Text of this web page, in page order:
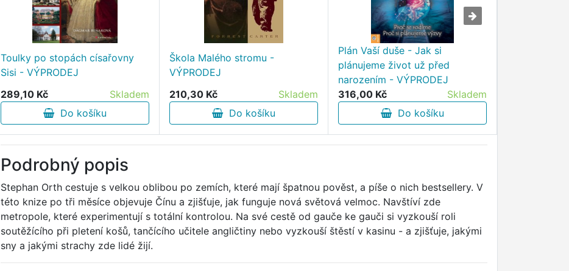
Toulky po stopách císařovny
Sisi - VÝPRODEJ
289,10 Kč
Skladem
Do košíku
Škola Malého stromu -
VÝPRODEJ
210,30 Kč
Skladem
Do košíku
Plán Vaší duše - Jak si
plánujeme život už před
narozením - VÝPRODEJ
316,00 Kč
Skladem
Do košíku
Podrobný popis
Stephan Orth cestuje s velkou oblibou po zemích, které mají špatnou pověst, a píše o nich bestsellery. V
této knize po tři měsíce objevuje Čínu a zjišťuje, jak funguje nová světová velmoc. Navštíví zde
metropole, které experimentují s totální kontrolou. Na své cestě od gauče ke gauči si vyzkouší roli
soutěžícího při pletení košů, tančícího učitele angličtiny nebo vyzkouší štěstí v kasinu - a zjišťuje, jakými
sny a jakými strachy zde lidé žijí.